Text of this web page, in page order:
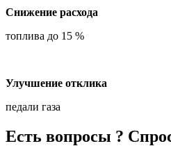
Снижение расхода
топлива до 15 %
Улучшение отклика
педали газа
Есть вопросы ?